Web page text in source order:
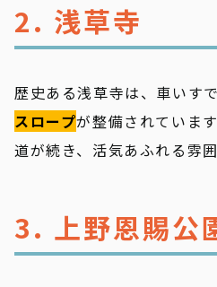
2. 浅草寺
歴史ある浅草寺は、車いす
スロープが整備されていま
道が続き、活気あふれる雰
3. 上野恩賜公